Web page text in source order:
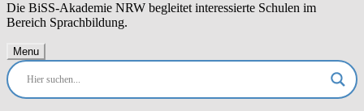
Die BiSS-Akademie NRW begleitet interessierte Schulen im
Bereich Sprachbildung.
Menu